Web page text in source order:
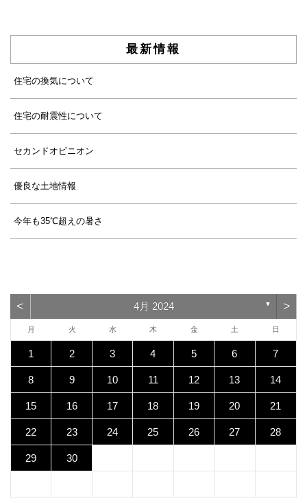
最新情報
住宅の換気について
住宅の耐震性について
セカンドオピニオン
優良な土地情報
今年も35℃超えの暑さ
< 4月 2024 ▼ >
月 火 水 木 金 土 日
1 2 3 4 5 6 7
8 9 10 11 12 13 14
15 16 17 18 19 20 21
22 23 24 25 26 27 28
29 30